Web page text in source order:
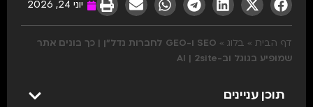
יוני 24, 2026
דף הבית » בלוג »
SEO ו-GEO לחברות נדל״ן | כך בונים אתר
שמופיע בגוגל וב-AI | 2site
תוכן עניינים